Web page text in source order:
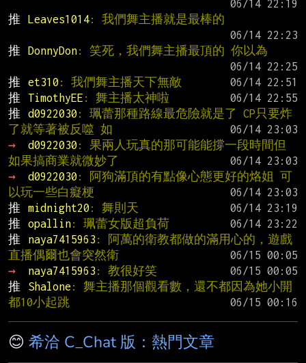
推
Leaves1014: 我們舞主播就是最棒的
推
DonnyDon: 笑死，我們舞主播最頂的 你以為
推
et310 : 我們舞主播天下無敵
推
TimothyEE : 舞主播太神啦
推
d0922030 : 珮蕾那種路線最危險就是了 CP只要炸
了就等著被反噬 如
→
d0922030 : 果兩人玩真的那可能能撐一段時間但
如果搞商業就微妙了
→
d0922030 : 阿狗滿頂的有點像心態更好的烙姐 可
以玩一些白癡梗
推
midnight20 : 舞則天
推
opallin: 珮蕾女版超負荷
推
naya7415963 : 阿萬的衛教都做的滿用心的，遊戲
直播偶爾也會突然衛
→
naya7415963 : 教很好笑
推
Shalone : 舞主播那個觀看數，還不都因為她小開
都10小起跳
😊 希洽 C_Chat 版：熱門文章